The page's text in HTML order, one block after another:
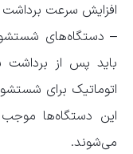
افزایش سرعت
– دستگاه‌های
باید پس از
اتوماتیک برای
این دستگاه‌ها
می‌شوند.